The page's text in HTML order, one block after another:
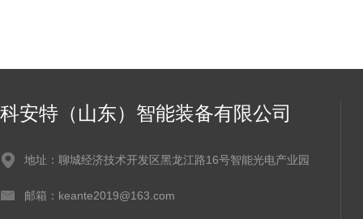
科安特（山东）智能装备有限公司
地址：聊城经济技术开发区黑龙江路16号智能光电产业园
邮箱：keante2019@163.com